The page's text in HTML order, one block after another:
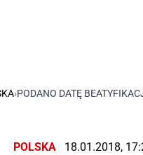
›PODANO DATĘ
POLSKA 18.01.2018,